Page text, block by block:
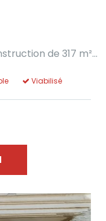
de 317 m²...
Viabilisé